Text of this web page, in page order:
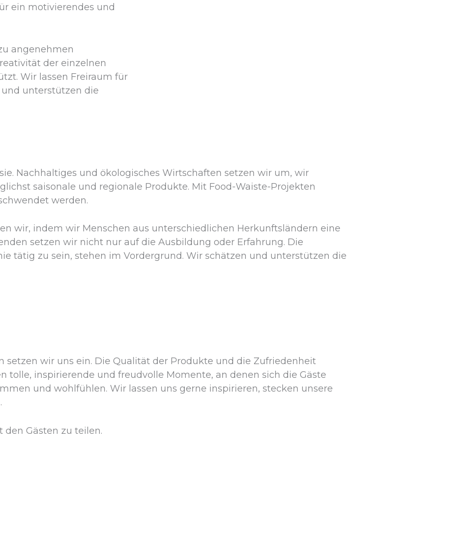
ein motivierendes und
angenehmen
der einzelnen
Wir lassen Freiraum für
unterstützen die
Nachhaltiges und ökologisches Wirtschaften setzen wir um, wir
saisonale und regionale Produkte. Mit Food-Waiste-Projekten
werden.
wir, indem wir Menschen aus unterschiedlichen Herkunftsländern eine
setzen wir nicht nur auf die Ausbildung oder Erfahrung. Die
tätig zu sein, stehen im Vordergrund. Wir schätzen und unterstützen die
wir uns ein. Die Qualität der Produkte und die Zufriedenheit
tolle, inspirierende und freudvolle Momente, an denen sich die Gäste
und wohlfühlen. Wir lassen uns gerne inspirieren, stecken unsere
den Gästen zu teilen.